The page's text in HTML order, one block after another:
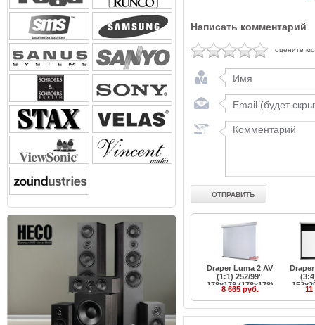
Написать комментарий
оцените
Draper Luma 2 AV
(1:1) 252/99''
178x178 (178x178)
MW
8 665 руб. 11